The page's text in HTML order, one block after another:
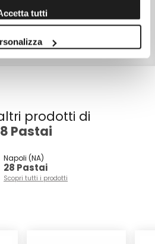
tutti
prodotti di
Pastai
Napoli (NA)
28 Pastai
Scopri tutti i prodotti